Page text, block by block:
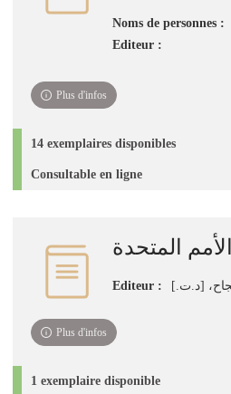
Noms de personnes :
Editeur :
Plus d'infos
14 exemplaires disponibles
Consultable en ligne
المتحدة
Editeur : [د.ت.]
Plus d'infos
1 exemplaire disponible